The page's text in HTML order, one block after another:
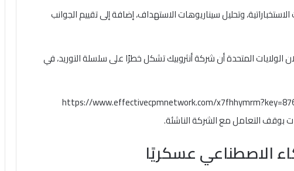
وتحليل سيناريوهات الاستهداف، إضافة إلى تقييم الجوانب
الولايات المتحدة أن شركة أنثروبيك تشكل خطرًا على سلسلة التوريد، في
https://www.effectivecpmnetwork.com/
بوقف التعامل مع الشركة الناشئة.
الاصطناعي عسكريًا